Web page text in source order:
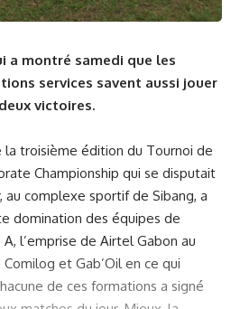
a montré samedi que les
services savent aussi jouer
victoires.
la troisième édition du Tournoi de
Championship qui se disputait
au complexe sportif de Sibang, a
domination des équipes de
l’emprise de Airtel Gabon au
et Gab’Oil en ce qui
de ces formations a signé